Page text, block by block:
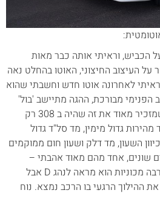
על הכביש, וראיתי אותה כבר מאות
על העיצוב החיצוני, האוטו בהחלט נאה
לאחרונה אוטו חדש וחשבתי שהוא
מבורכת, ההגה מתיישב 'בול'
במקום. מעליו לוח שעונים שמזכיר מאוד את זה שהיה ב 308 רק
גדול מימין, מד סל"ד גדול
השעון, מד דלק ושעון חום ממוקמים
שונים, אחד מהם מאוד אהבתי –
החיווי למצב הגיר. נכון שבהרבה מכוניות הוא מראה לנהג D אבל
ההילוך הרגעי בו הרכב נמצא. נוח